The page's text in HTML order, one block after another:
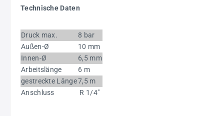
Technische Daten
Druck max.
8 bar
Außen-Ø
10 mm
Innen-Ø
6,5 mm
Arbeitslänge
6 m
gestreckte Länge7,5 m
Anschluss
R 1/4"